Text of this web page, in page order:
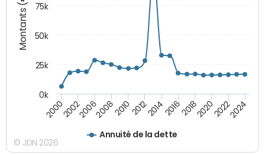
Montants (€)
Annuité de la dette
200020022006200820102012201420162018202020222024
0k
25k
50k
75k
© JDN 2026